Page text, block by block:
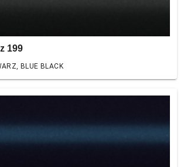
199
BLUE BLACK